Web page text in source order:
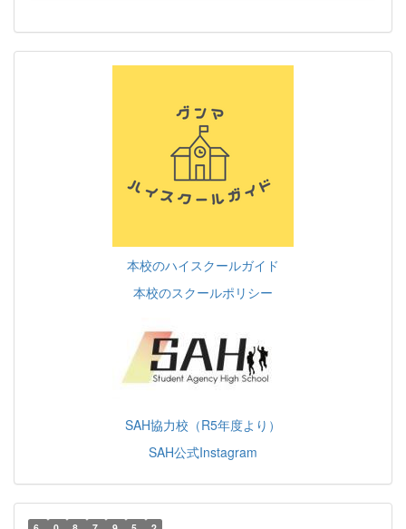
本校のハイスクールガイド
本校のスクールポリシー
SAH協力校（R5年度より）
SAH公式Instagram